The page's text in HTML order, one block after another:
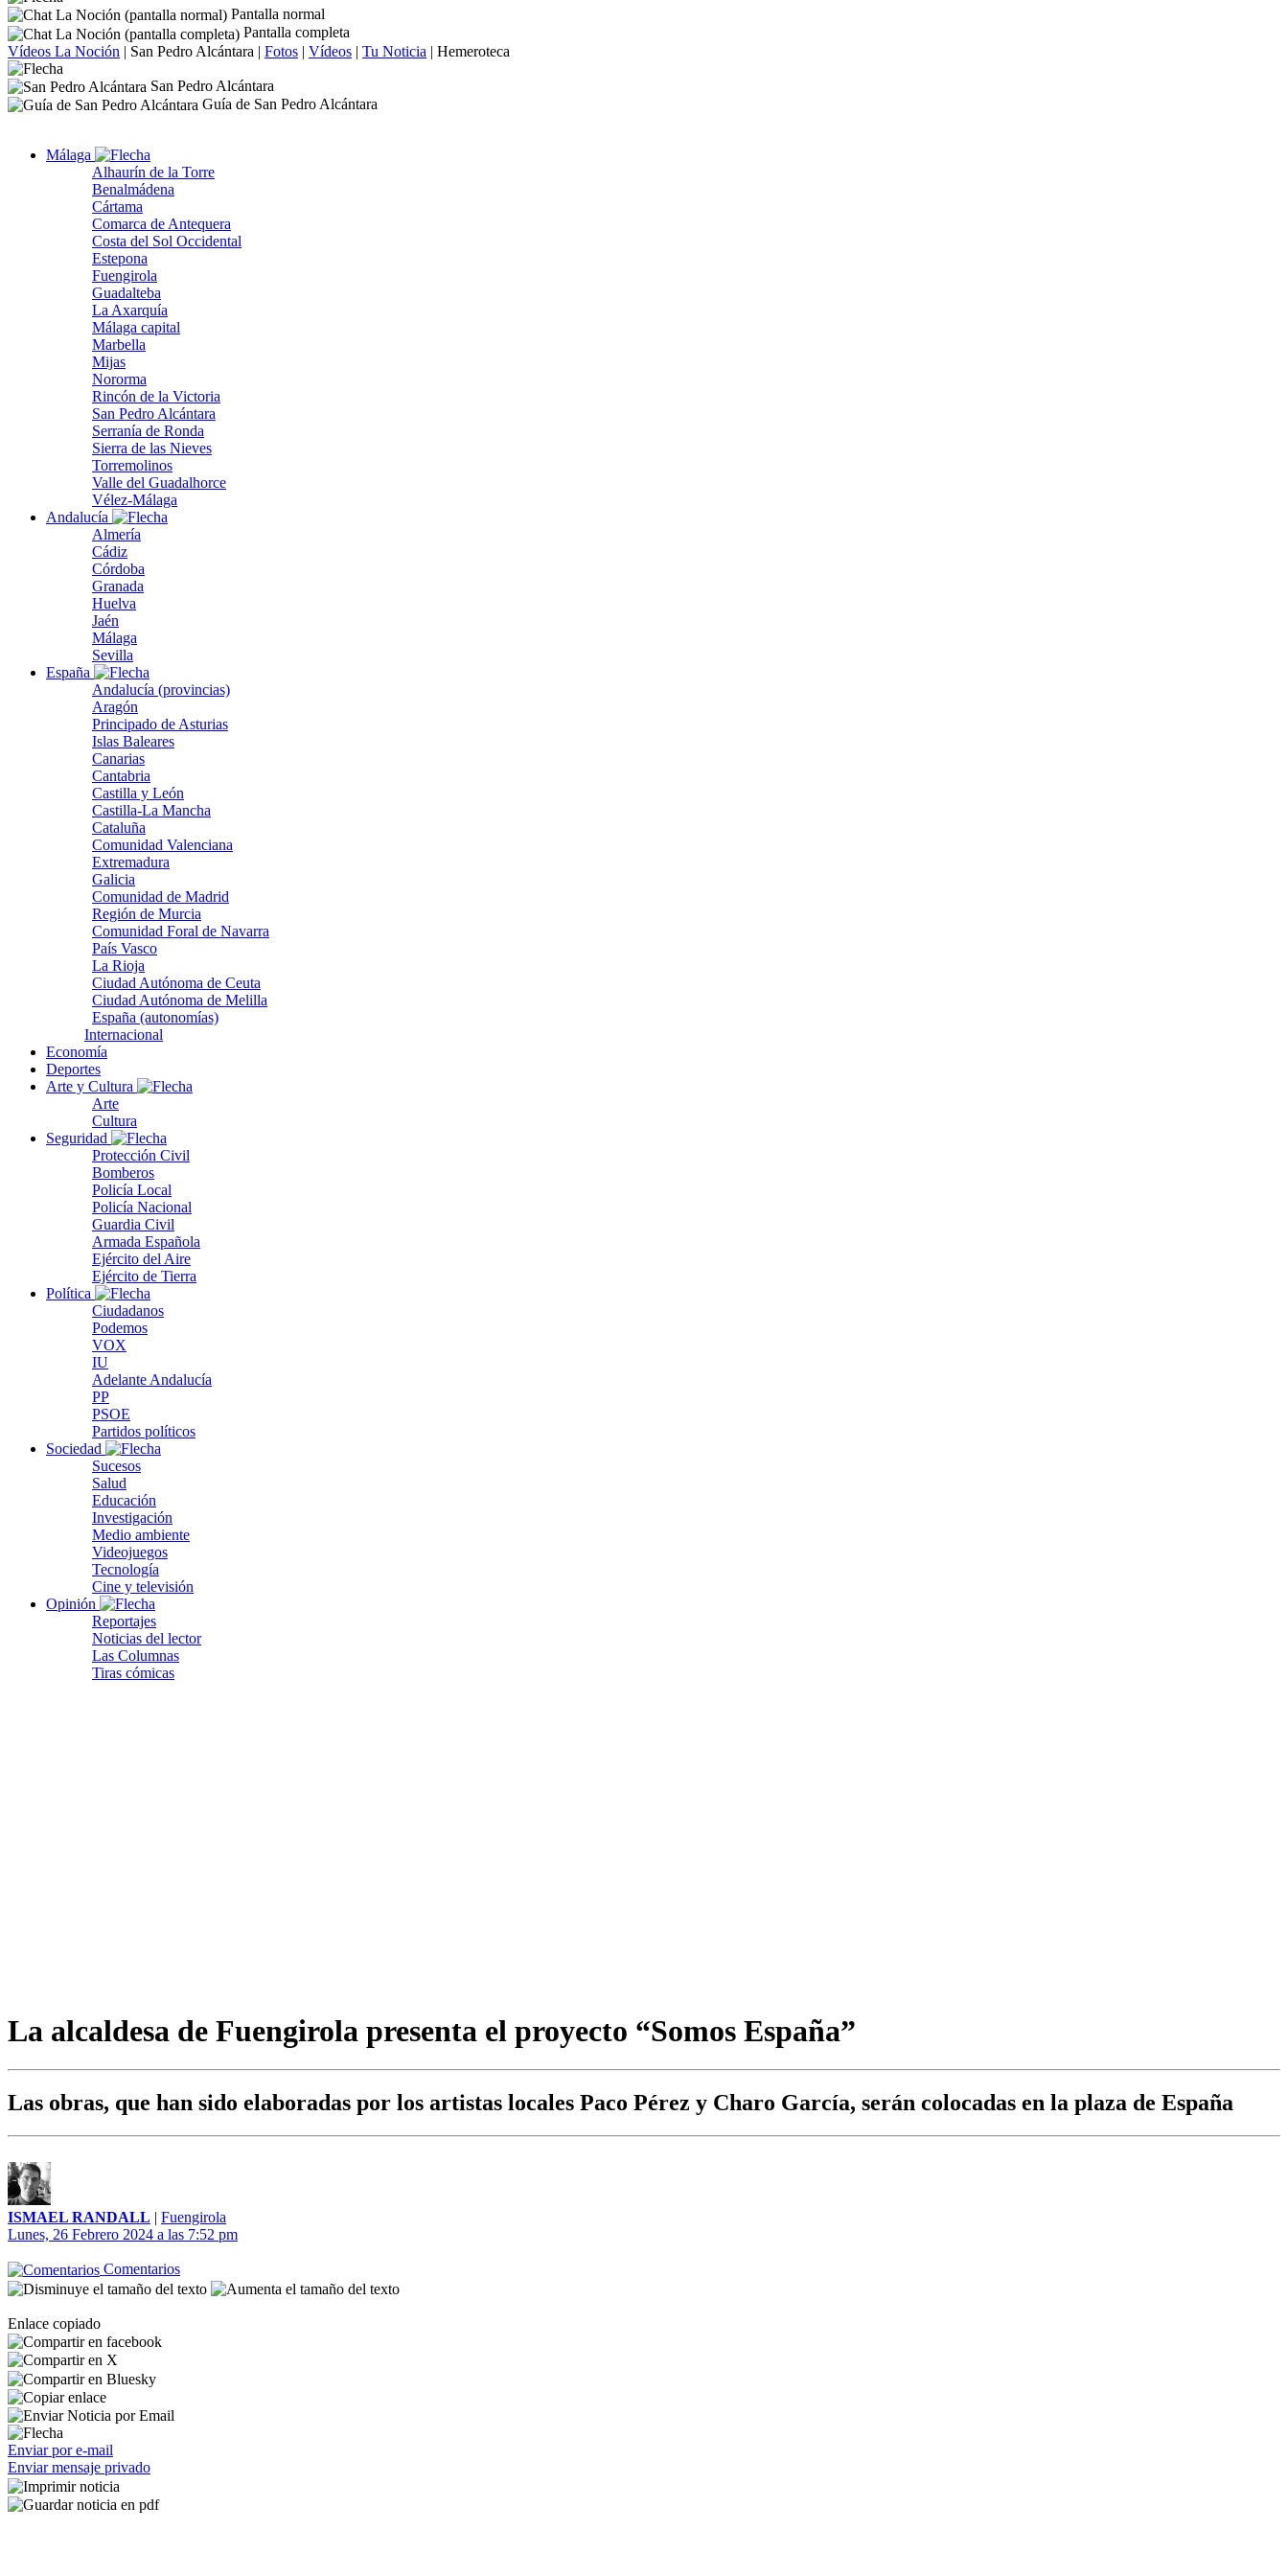
Pantalla normal
Pantalla completa
Vídeos La Noción | San Pedro Alcántara | Fotos | Vídeos | Tu Noticia | Hemeroteca
San Pedro Alcántara
Guía de San Pedro Alcántara
Málaga
Alhaurín de la Torre
Benalmádena
Cártama
Comarca de Antequera
Costa del Sol Occidental
Estepona
Fuengirola
Guadalteba
La Axarquía
Málaga capital
Marbella
Mijas
Nororma
Rincón de la Victoria
San Pedro Alcántara
Serranía de Ronda
Sierra de las Nieves
Torremolinos
Valle del Guadalhorce
Vélez-Málaga
Andalucía
Almería
Cádiz
Córdoba
Granada
Huelva
Jaén
Málaga
Sevilla
España
Andalucía (provincias)
Aragón
Principado de Asturias
Islas Baleares
Canarias
Cantabria
Castilla y León
Castilla-La Mancha
Cataluña
Comunidad Valenciana
Extremadura
Galicia
Comunidad de Madrid
Región de Murcia
Comunidad Foral de Navarra
País Vasco
La Rioja
Ciudad Autónoma de Ceuta
Ciudad Autónoma de Melilla
España (autonomías)
Internacional
Economía
Deportes
Arte y Cultura
Arte
Cultura
Seguridad
Protección Civil
Bomberos
Policía Local
Policía Nacional
Guardia Civil
Armada Española
Ejército del Aire
Ejército de Tierra
Política
Ciudadanos
Podemos
VOX
IU
Adelante Andalucía
PP
PSOE
Partidos políticos
Sociedad
Sucesos
Salud
Educación
Investigación
Medio ambiente
Videojuegos
Tecnología
Cine y televisión
Opinión
Reportajes
Noticias del lector
Las Columnas
Tiras cómicas
La alcaldesa de Fuengirola presenta el proyecto “Somos España”
Las obras, que han sido elaboradas por los artistas locales Paco Pérez y Charo García, serán colocadas en la plaza de España
ISMAEL RANDALL | Fuengirola
Lunes, 26 Febrero 2024 a las 7:52 pm
Comentarios
Enlace copiado
Enviar por e-mail
Enviar mensaje privado